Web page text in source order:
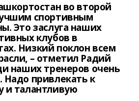
во второй
спортивным
Это заслуга наших
клубов в
Низкий поклон всем
– отметил Радий
наших тренеров очень
Надо привлекать к
и талантливую